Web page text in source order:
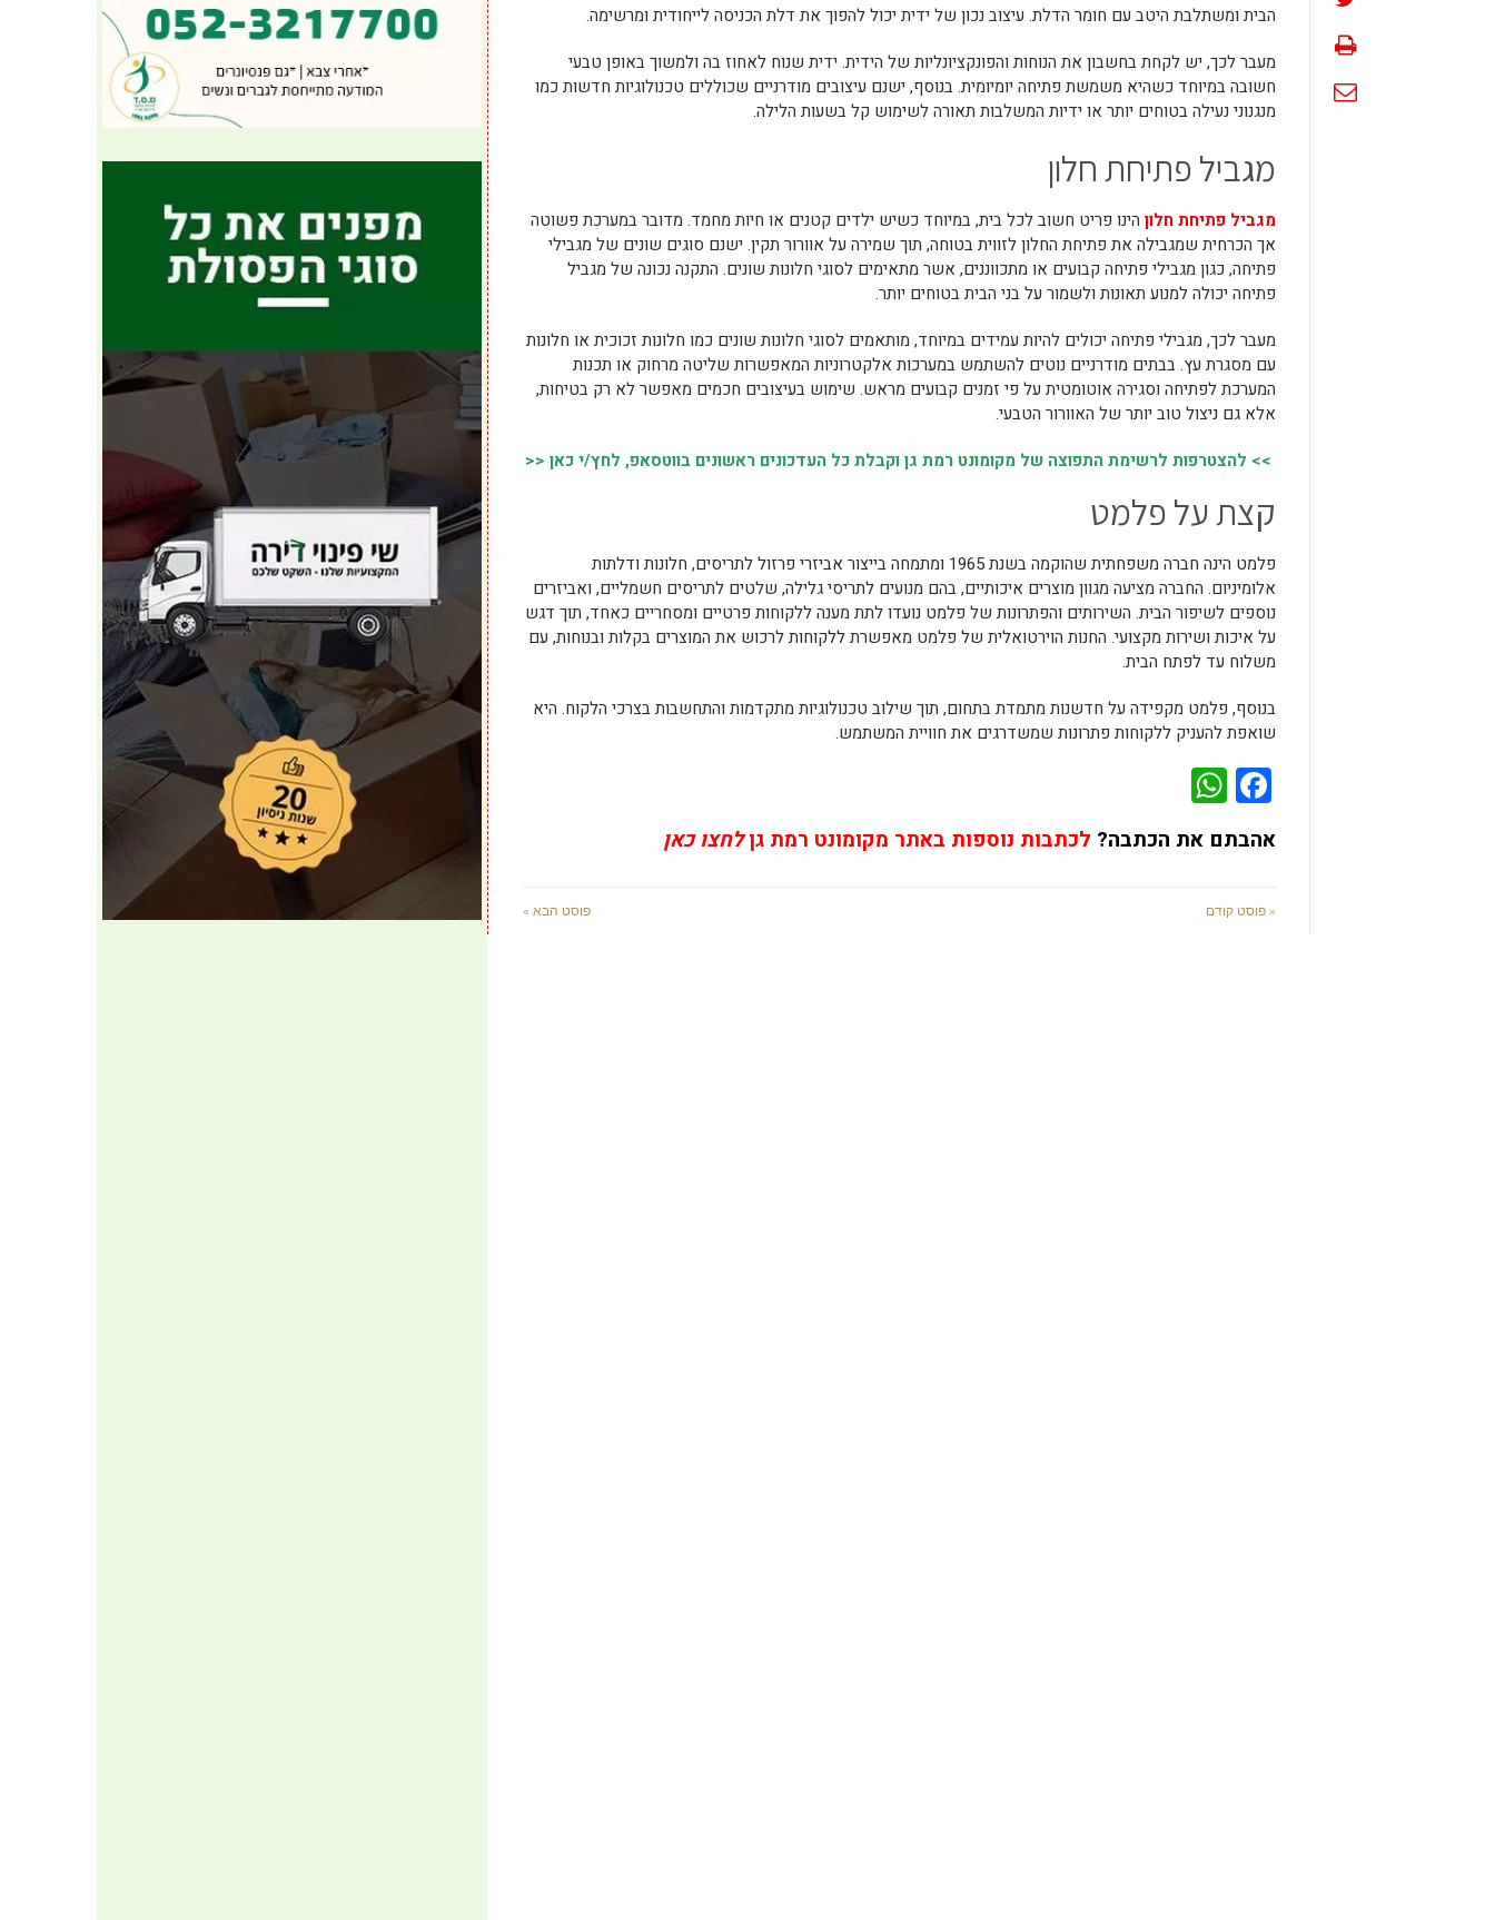
הבית ומשתלבת היטב עם חומר הדלת. עיצוב נכון של ידית יכול להפוך את דלת הכניסה לייחודית ומרשימה.
מעבר לכך, יש לקחת בחשבון את הנוחות והפונקציונליות של הידית. ידית שנוח לאחוז בה ולמשוך באופן טבעי
חשובה במיוחד כשהיא משמשת פתיחה יומיומית. בנוסף, ישנם עיצובים מודרניים שכוללים טכנולוגיות חדשות כמו
מנגנוני נעילה בטוחים יותר או ידיות המשלבות תאורה לשימוש קל בשעות הלילה.
מגביל פתיחת חלון
מגביל פתיחת חלון הינו פריט חשוב לכל בית, במיוחד כשיש ילדים קטנים או חיות מחמד. מדובר במערכת פשוטה
אך הכרחית שמגבילה את פתיחת החלון לזווית בטוחה, תוך שמירה על אוורור תקין. ישנם סוגים שונים של מגבילי
פתיחה, כגון מגבילי פתיחה קבועים או מתכווננים, אשר מתאימים לסוגי חלונות שונים. התקנה נכונה של מגביל
פתיחה יכולה למנוע תאונות ולשמור על בני הבית בטוחים יותר.
מעבר לכך, מגבילי פתיחה יכולים להיות עמידים במיוחד, מותאמים לסוגי חלונות שונים כמו חלונות זכוכית או חלונות
עם מסגרת עץ. בבתים מודרניים נוטים להשתמש במערכות אלקטרוניות המאפשרות שליטה מרחוק או תכנות
המערכת לפתיחה וסגירה אוטומטית על פי זמנים קבועים מראש. שימוש בעיצובים חכמים מאפשר לא רק בטיחות,
אלא גם ניצול טוב יותר של האוורור הטבעי.
>> להצטרפות לרשימת התפוצה של מקומונט רמת גן וקבלת כל העדכונים ראשונים בווטסאפ, לחץ/י כאן <<
קצת על פלמט
פלמט הינה חברה משפחתית שהוקמה בשנת 1965 ומתמחה בייצור אביזרי פרזול לתריסים, חלונות ודלתות
אלומיניום. החברה מציעה מגוון מוצרים איכותיים, בהם מנועים לתריסי גלילה, שלטים לתריסים חשמליים, ואביזרים
נוספים לשיפור הבית. השירותים והפתרונות של פלמט נועדו לתת מענה ללקוחות פרטיים ומסחריים כאחד, תוך דגש
על איכות ושירות מקצועי. החנות הוירטואלית של פלמט מאפשרת ללקוחות לרכוש את המוצרים בקלות ובנוחות, עם
משלוח עד לפתח הבית.
בנוסף, פלמט מקפידה על חדשנות מתמדת בתחום, תוך שילוב טכנולוגיות מתקדמות והתחשבות בצרכי הלקוח. היא
שואפת להעניק ללקוחות פתרונות שמשדרגים את חוויית המשתמש.
Facebook
אהבתם את הכתבה? לכתבות נוספות באתר מקומונט רמת גןלחצו כאן
« פוסט קודם פוסט הבא »